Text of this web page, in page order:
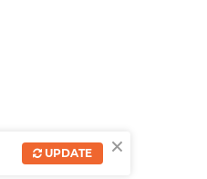
×
UPDATE